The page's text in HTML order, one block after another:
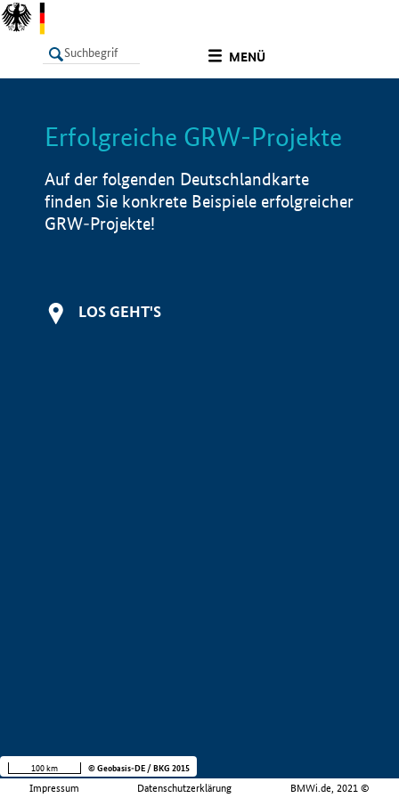
MENÜ
LISTE Info
Erfolgreiche GRW-Projekte
Auf der folgenden Deutschlandkarte
finden Sie konkrete Beispiele erfolgreicher
GRW-Projekte!
LOS GEHT'S
Impressum Datenschutzerklärung BMWi.de, 2021 ©
100 km © Geobasis-DE / BKG 2015